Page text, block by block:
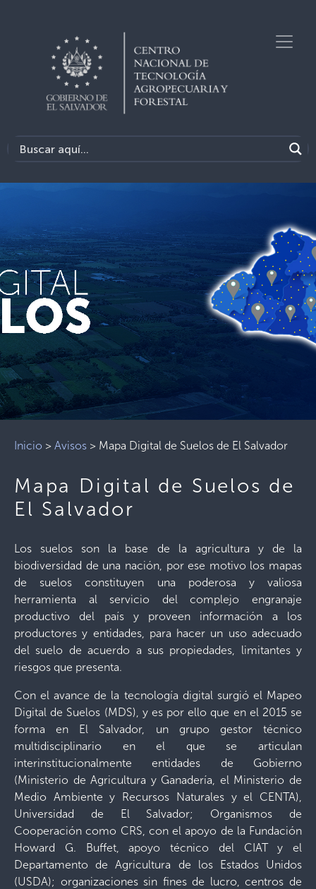
Inicio > Avisos > Mapa Digital de Suelos de El Salvador
Mapa Digital de Suelos de
El Salvador
Los suelos son la base de la agricultura y de la
biodiversidad de una nación, por ese motivo los mapas
de suelos constituyen una poderosa y valiosa
herramienta al servicio del complejo engranaje
productivo del país y proveen información a los
productores y entidades, para hacer un uso adecuado
del suelo de acuerdo a sus propiedades, limitantes y
riesgos que presenta.
Con el avance de la tecnología digital surgió el Mapeo
Digital de Suelos (MDS), y es por ello que en el 2015 se
forma en El Salvador, un grupo gestor técnico
multidisciplinario en el que se articulan
interinstitucionalmente entidades de Gobierno
(Ministerio de Agricultura y Ganadería, el Ministerio de
Medio Ambiente y Recursos Naturales y el CENTA),
Universidad de El Salvador; Organismos de
Cooperación como CRS, con el apoyo de la Fundación
Howard G. Buffet, apoyo técnico del CIAT y el
Departamento de Agricultura de los Estados Unidos
(USDA); organizaciones sin fines de lucro, centros de